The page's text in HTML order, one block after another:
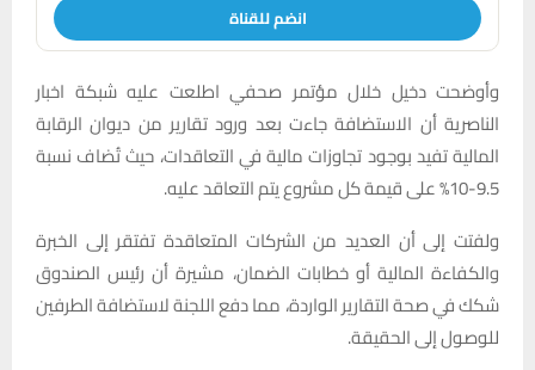
انضم للقناة
وأوضحت دخيل خلال مؤتمر صحفي اطلعت عليه شبكة اخبار
الناصرية أن الاستضافة جاءت بعد ورود تقارير من ديوان الرقابة
المالية تفيد بوجود تجاوزات مالية في التعاقدات، حيث تُضاف نسبة
9.5-10% على قيمة كل مشروع يتم التعاقد عليه.
ولفتت إلى أن العديد من الشركات المتعاقدة تفتقر إلى الخبرة
والكفاءة المالية أو خطابات الضمان، مشيرة أن رئيس الصندوق
شكك في صحة التقارير الواردة، مما دفع اللجنة لاستضافة الطرفين
للوصول إلى الحقيقة.